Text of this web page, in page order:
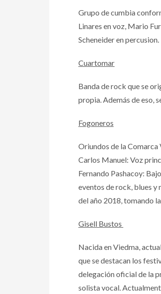
Grupo de cumbia
Linares en voz, Mario
Scheneider en percusion.
Cuartomar
Banda de rock que se
propia. Además de eso,
Fogoneros
Oriundos de la Comarca
Carlos Manuel: Voz
Fernando Pashacoy:
eventos de rock, blues y
del año 2018, tomando
Gisell Bustos
Nacida en Viedma,
que se destacan los
delegación oficial de la
solista vocal.